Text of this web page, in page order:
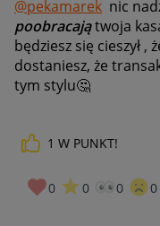
@pekamarek nic
poobracajątwoja
będziesz się cieszył ,
dostaniesz, że
tym stylu🤔
1 W PUNKT!
0 0 0 0